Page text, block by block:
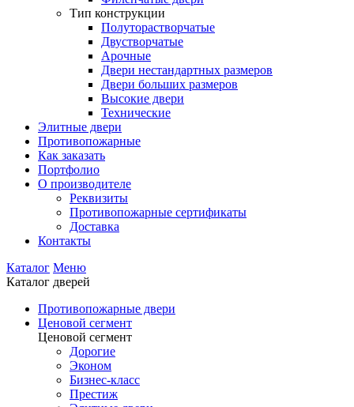
Тип конструкции
Полуторастворчатые
Двустворчатые
Арочные
Двери нестандартных размеров
Двери больших размеров
Высокие двери
Технические
Элитные двери
Противопожарные
Как заказать
Портфолио
О производителе
Реквизиты
Противопожарные сертификаты
Доставка
Контакты
Каталог Меню
Каталог дверей
Противопожарные двери
Ценовой сегмент
Ценовой сегмент
Дорогие
Эконом
Бизнес-класс
Престиж